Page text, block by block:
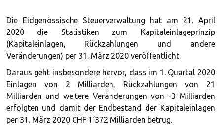
Die Eidgenössische Steuerverwaltung hat am 21. April
2020 die Statistiken zum Kapitaleinlageprinzip
(Kapitaleinlagen, Rückzahlungen und andere
Veränderungen) per 31. März 2020 veröffentlicht.
Daraus geht insbesondere hervor, dass im 1. Quartal 2020
Einlagen von 2 Milliarden, Rückzahlungen von 21
Milliarden und weitere Veränderungen von -3 Milliarden
erfolgten und damit der Endbestand der Kapitaleinlagen
per 31. März 2020 CHF 1‘372 Milliarden betrug.